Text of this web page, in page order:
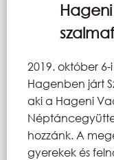
2019. október
Hagenben járt
aki a Hageni
hozzánk. A
gyerekek és